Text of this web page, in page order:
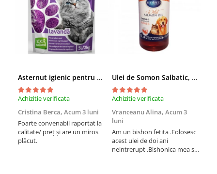
Asternut igienic pentru pisici Tofu Lavanda, Mon Petit 5 l
Achizitie verificata
Cristina Berca, Acum 3 luni
Foarte convenabil raportat la
calitate/ preț și are un miros
plăcut.
Ulei de Somon Salbatic, câini și pisici, piele si blană, BEST4PETS, 1l
Achizitie verificata
Vranceanu Alina, Acum 3
luni
Am un bishon fetita .Folosesc
acest ulei de doi ani
neintrerupt .Bishonica mea se